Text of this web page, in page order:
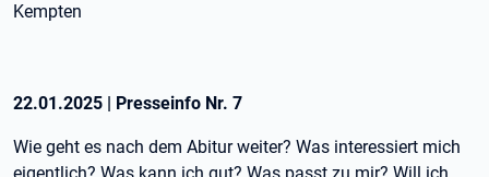
Kempten
22.01.2025 | Presseinfo Nr. 7
Wie geht es nach dem Abitur weiter? Was interessiert mich